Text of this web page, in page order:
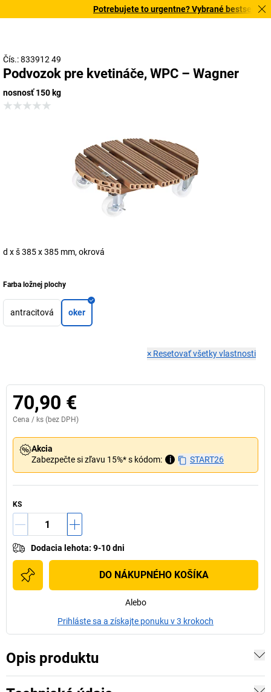
Potrebujete to urgentne? Vybrané bestsellery
Čís.: 833912 49
Podvozok pre kvetináče, WPC – Wagner
nosnosť 150 kg
d x š 385 x 385 mm, okrová
Farba ložnej plochy
antracitová oker
× Resetovať všetky vlastnosti
70,90 €
Cena / ks (bez DPH)
Akcia
Zabezpečte si zľavu 15%* s kódom:
i START26
KS
Dodacia lehota: 9-10 dni
DO NÁKUPNÉHO KOŠÍKA
Alebo
Prihláste sa a získajte ponuku v 3 krokoch
Opis produktu